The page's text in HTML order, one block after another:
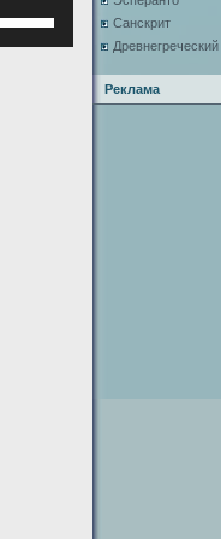
Санскрит
Реклама